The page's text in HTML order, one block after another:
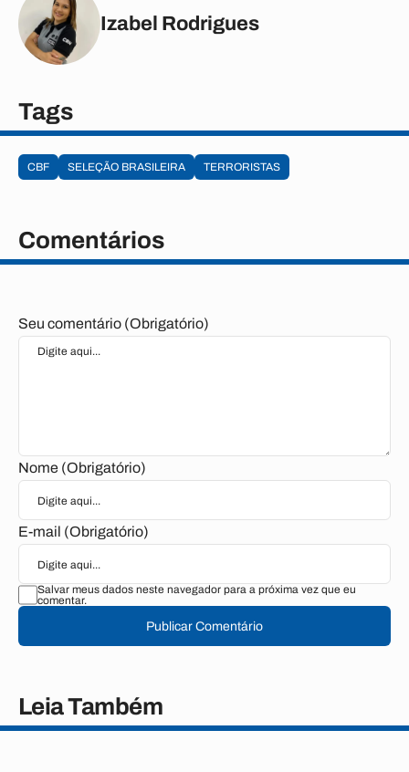
Izabel Rodrigues
Tags
CBF SELEÇÃO BRASILEIRA TERRORISTAS
Comentários
Seu comentário (Obrigatório)
Nome (Obrigatório)
E-mail (Obrigatório)
Salvar meus dados neste navegador para a próxima vez que eu
comentar.
Publicar Comentário
Leia Também